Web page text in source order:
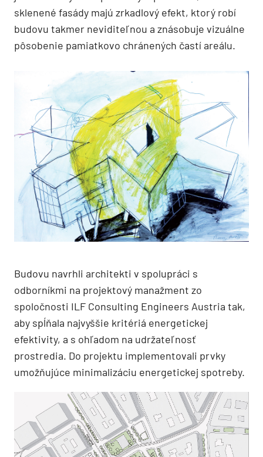
sklenené fasády majú zrkadlový efekt, ktorý robí
budovu takmer neviditeľnou a znásobuje vizuálne
pôsobenie pamiatkovo chránených častí areálu.
Budovu navrhli architekti v spolupráci s
odborníkmi na projektový manažment zo
spoločnosti ILF Consulting Engineers Austria tak,
aby spĺňala najvyššie kritériá energetickej
efektivity, a s ohľadom na udržateľnosť
prostredia. Do projektu implementovali prvky
umožňujúce minimalizáciu energetickej spotreby.